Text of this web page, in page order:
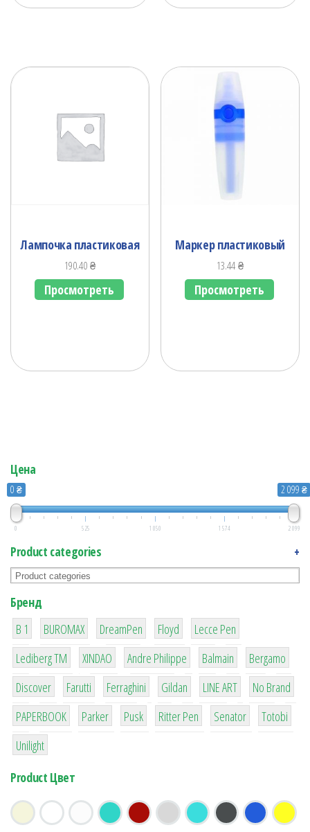
Лампочка пластиковая
190.40₴
Просмотреть
Маркер пластиковый
13.44₴
Просмотреть
Цена
0 ₴ 2 099 ₴
0 525 1 050 1 574 2 099
Product categories +
Бренд
B 1
1
BUROMAX
1
DreamPen
2
Floyd
2
Lecce Pen
3
Lediberg ТМ
3
XINDAO
1
Andre Philippe
4
Balmain
26
Bergamo
64
Discover
299
Farutti
4
Ferraghini
42
Gildan
4
LINE ART
90
No Brand
8
PAPERBOOK
6
Parker
2
Pusk
22
Ritter Pen
15
Senator
43
Totobi
1
Unilight
Product Цвет